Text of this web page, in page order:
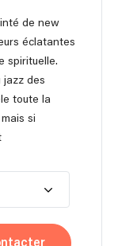
de new
éclatantes
spirituelle.
jazz des
toute la
si